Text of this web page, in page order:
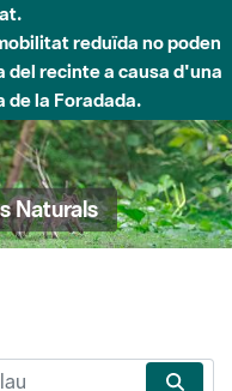
reduïda no poden
del recinte a causa d'una
de la Foradada.
Naturals